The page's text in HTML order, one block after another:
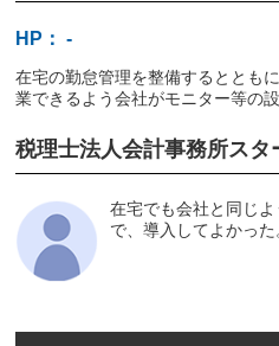
HP： -
在宅の勤怠管理を整備するととも
業できるよう会社がモニター等の
税理士法人会計事務所ス
在宅でも会社と同じ
で、導入してよかった